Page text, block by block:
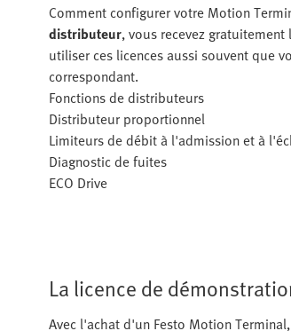
Comment configurer votre Motion
distributeur, vous recevez
utiliser ces licences aussi souvent que
correspondant.
Fonctions de distributeurs
Distributeur proportionnel
Limiteurs de débit à l'admission et à
Diagnostic de fuites
ECO Drive
La licence de
Avec l'achat d'un Festo Motion